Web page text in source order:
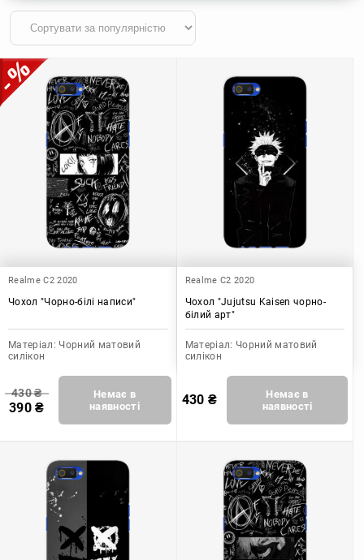
Realme C2 2020
Чохол "Чорно-білі написи"
Матеріал: Чорний матовий
силікон
430₴
390₴
Немає в
наявності
Realme C2 2020
Чохол "Jujutsu Kaisen чорно-
білий арт"
Матеріал: Чорний матовий
силікон
430 ₴
Немає в
наявності